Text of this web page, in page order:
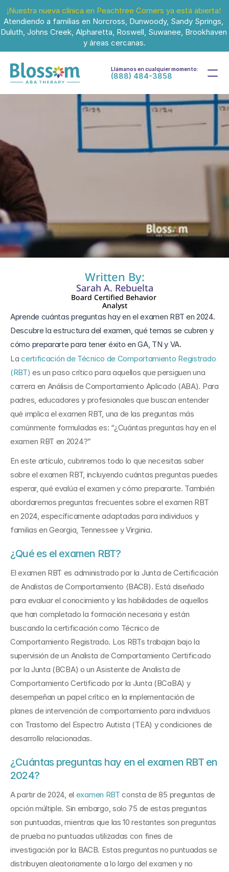
¡Nuestra nueva clínica en Peachtree Corners ya está abierta!
Atendiendo a familias en Norcross, Dunwoody, Sandy Springs,
Duluth, Johns Creek, Alpharetta, Roswell, Suwanee, Brookhaven
y áreas cercanas.
Llámanos en cualquier momento:
(888) 484-3858
3 jun 2026
Written By:
Sarah A. Rebuelta
Board Certified Behavior
Analyst
Aprende cuántas preguntas hay en el examen RBT en 2024.
Descubre la estructura del examen, qué temas se cubren y
cómo prepararte para tener éxito en GA, TN y VA.
La certificación de Técnico de Comportamiento Registrado
(RBT) es un paso crítico para aquellos que persiguen una
carrera en Análisis de Comportamiento Aplicado (ABA). Para
padres, educadores y profesionales que buscan entender
qué implica el examen RBT, una de las preguntas más
comúnmente formuladas es: “¿Cuántas preguntas hay en el
examen RBT en 2024?”
En este artículo, cubriremos todo lo que necesitas saber
sobre el examen RBT, incluyendo cuántas preguntas puedes
esperar, qué evalúa el examen y cómo prepararte. También
abordaremos preguntas frecuentes sobre el examen RBT
en 2024, específicamente adaptadas para individuos y
familias en Georgia, Tennessee y Virginia.
¿Qué es el examen RBT?
El examen RBT es administrado por la Junta de Certificación
de Analistas de Comportamiento (BACB). Está diseñado
para evaluar el conocimiento y las habilidades de aquellos
que han completado la formación necesaria y están
buscando la certificación como Técnico de
Comportamiento Registrado. Los RBTs trabajan bajo la
supervisión de un Analista de Comportamiento Certificado
por la Junta (BCBA) o un Asistente de Analista de
Comportamiento Certificado por la Junta (BCaBA) y
desempeñan un papel crítico en la implementación de
planes de intervención de comportamiento para individuos
con Trastorno del Espectro Autista (TEA) y condiciones de
desarrollo relacionadas.
¿Cuántas preguntas hay en el examen RBT en
2024?
A partir de 2024, el examen RBT consta de 85 preguntas de
opción múltiple. Sin embargo, solo 75 de estas preguntas
son puntuadas, mientras que las 10 restantes son preguntas
de prueba no puntuadas utilizadas con fines de
investigación por la BACB. Estas preguntas no puntuadas se
distribuyen aleatoriamente a lo largo del examen y no